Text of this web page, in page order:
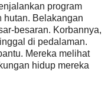
program
hutan. Belakangan
besaran. Korbannya,
di pedalaman.
Mereka melihat
hidup mereka